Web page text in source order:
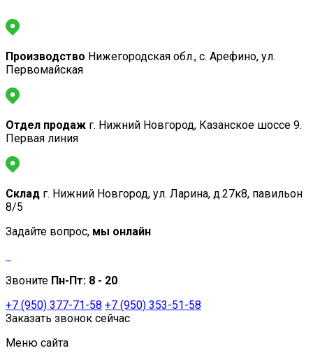
Производство Нижегородская обл., с. Арефино, ул.
Первомайская
Отдел продаж г. Нижний Новгород, Казанское шоссе 9.
Первая линия
Склад г. Нижний Новгород, ул. Ларина, д.27к8, павильон
8/5
Задайте вопрос, мы онлайн
Звоните Пн-Пт: 8 - 20
+7 (950) 377-71-58 +7 (950) 353-51-58
Заказать звонок сейчас
Меню сайта